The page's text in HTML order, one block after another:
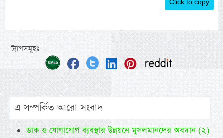
Click to copy
ট্যাগসমূহঃ
এ সম্পর্কিত আরো সংবাদ
ডাক ও যোগাযোগ ব্যবস্থার উন্নয়নে মুসলমানদের অবদান (২)